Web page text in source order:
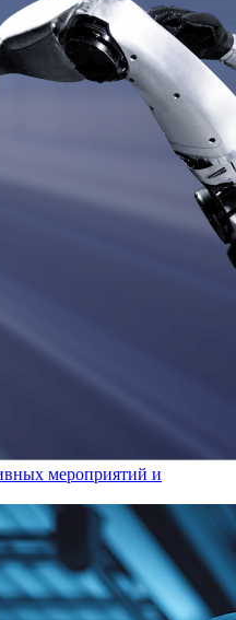
мероприятий и